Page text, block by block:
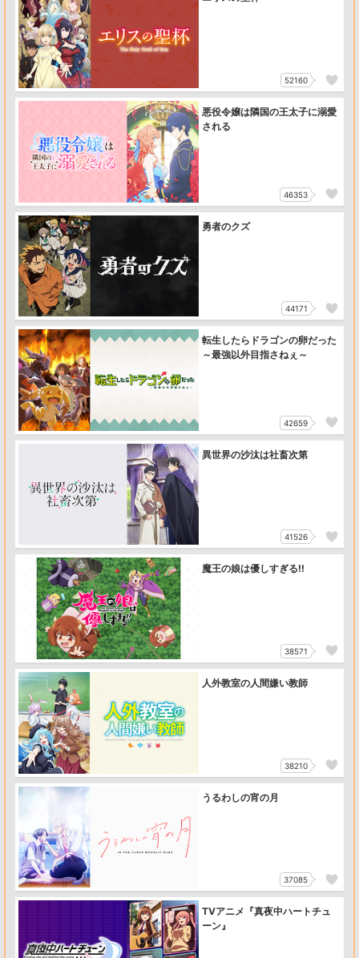
52160
悪役令嬢は隣国の王太子に溺愛
される
46353
勇者のクズ
44171
転生したらドラゴンの卵だった
～最強以外目指さねぇ～
42659
異世界の沙汰は社畜次第
41526
魔王の娘は優しすぎる!!
38571
人外教室の人間嫌い教師
38210
うるわしの宵の月
37085
TVアニメ『真夜中ハートチュ
ーン』